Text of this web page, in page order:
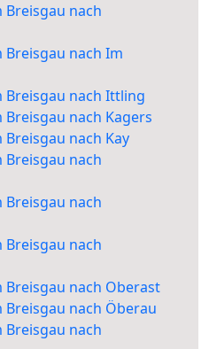
nach
nach Im
Breisgau nach Ittling
nach Kagers
nach Kay
nach
nach
nach
nach Oberast
nach Öberau
nach